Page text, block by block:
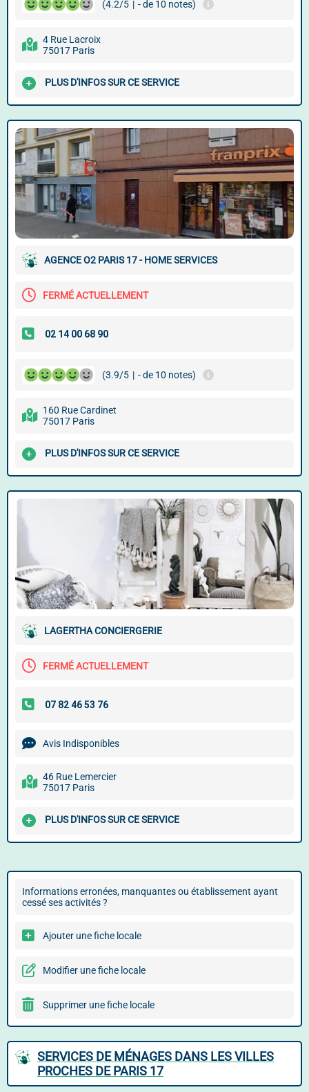
(4.2/5 | - de 10 notes)
4 Rue Lacroix
75017 Paris
PLUS D'INFOS SUR CE SERVICE
AGENCE O2 PARIS 17 - HOME SERVICES
FERMÉ ACTUELLEMENT
(3.9/5 | - de 10 notes)
160 Rue Cardinet
75017 Paris
PLUS D'INFOS SUR CE SERVICE
LAGERTHA CONCIERGERIE
FERMÉ ACTUELLEMENT
Avis Indisponibles
46 Rue Lemercier
75017 Paris
PLUS D'INFOS SUR CE SERVICE
Informations erronées, manquantes ou établissement ayant
cessé ses activités ?
Ajouter une fiche locale
Modifier une fiche locale
Supprimer une fiche locale
SERVICES DE MÉNAGES DANS LES VILLES
PROCHES DE PARIS 17